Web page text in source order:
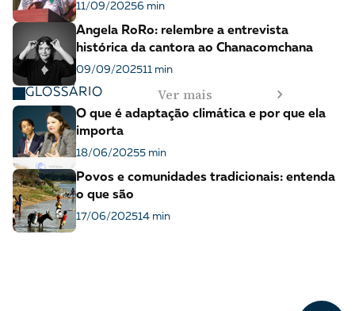
11/09/20256 min
Angela RoRo: relembre a entrevista
histórica da cantora ao Chanacomchana
09/09/202511 min
GLOSSÁRIO Ver mais
O que é adaptação climática e por que ela
importa
18/06/20255 min
Povos e comunidades tradicionais: entenda
o que são
17/06/202514 min